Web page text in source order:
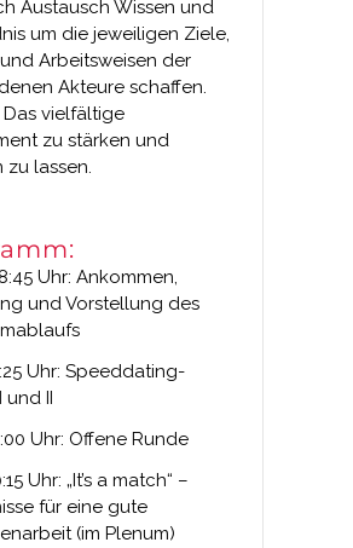
Austausch Wissen und
um die jeweiligen Ziele,
Arbeitsweisen der
Akteure schaffen.
Das vielfältige
zu stärken und
zu lassen.
Uhr: Ankommen,
und Vorstellung des
Uhr: Speeddating-
und II
Uhr: Offene Runde
Uhr: „It’s a match“ –
für eine gute
(im Plenum)